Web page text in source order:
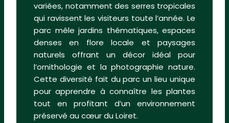
variées, notamment des serres tropicales
qui ravissent les visiteurs toute l’année. Le
parc mêle jardins thématiques, espaces
denses en flore locale et paysages
naturels offrant un décor idéal pour
l’ornithologie et la photographie nature.
Cette diversité fait du parc un lieu unique
pour apprendre à connaître les plantes
tout en profitant d’un environnement
préservé au cœur du Loiret.